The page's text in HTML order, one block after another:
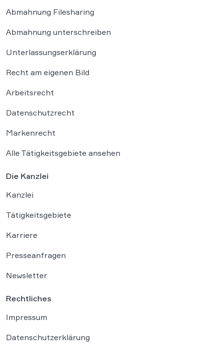
Abmahnung Filesharing
Abmahnung unterschreiben
Unterlassungserklärung
Recht am eigenen Bild
Arbeitsrecht
Datenschutzrecht
Markenrecht
Alle Tätigkeitsgebiete ansehen
Die Kanzlei
Kanzlei
Tätigkeitsgebiete
Karriere
Presseanfragen
Newsletter
Rechtliches
Impressum
Datenschutzerklärung